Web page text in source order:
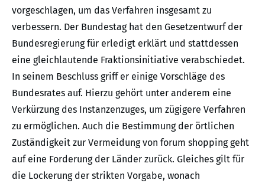
vorgeschlagen, um das Verfahren insgesamt zu
verbessern. Der Bundestag hat den Gesetzentwurf der
Bundesregierung für erledigt erklärt und stattdessen
eine gleichlautende Fraktionsinitiative verabschiedet.
In seinem Beschluss griff er einige Vorschläge des
Bundesrates auf. Hierzu gehört unter anderem eine
Verkürzung des Instanzenzuges, um zügigere Verfahren
zu ermöglichen. Auch die Bestimmung der örtlichen
Zuständigkeit zur Vermeidung von forum shopping geht
auf eine Forderung der Länder zurück. Gleiches gilt für
die Lockerung der strikten Vorgabe, wonach